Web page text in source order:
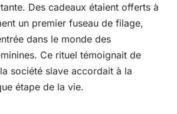
Des cadeaux étaient offerts à
un premier fuseau de filage,
dans le monde des
Ce rituel témoignait de
société slave accordait à la
étape de la vie.